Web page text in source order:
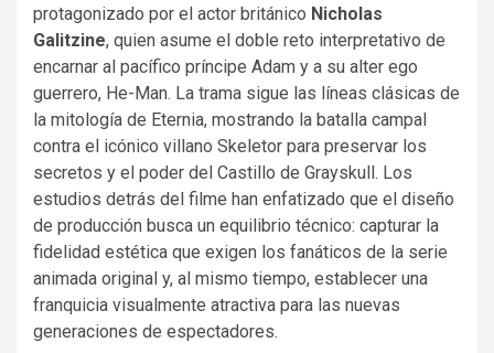
protagonizado por el actor británico Nicholas
Galitzine, quien asume el doble reto interpretativo de
encarnar al pacífico príncipe Adam y a su alter ego
guerrero, He-Man. La trama sigue las líneas clásicas de
la mitología de Eternia, mostrando la batalla campal
contra el icónico villano Skeletor para preservar los
secretos y el poder del Castillo de Grayskull. Los
estudios detrás del filme han enfatizado que el diseño
de producción busca un equilibrio técnico: capturar la
fidelidad estética que exigen los fanáticos de la serie
animada original y, al mismo tiempo, establecer una
franquicia visualmente atractiva para las nuevas
generaciones de espectadores.